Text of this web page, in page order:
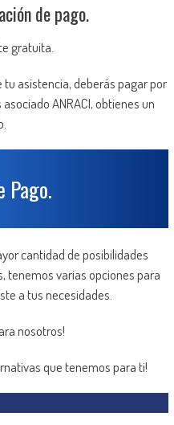
de pago.
gratuita.
asistencia, deberás pagar por
ANRACI, obtienes un
Pago.
cantidad de posibilidades
tenemos varias opciones para
a tus necesidades.
nosotros!
que tenemos para ti!